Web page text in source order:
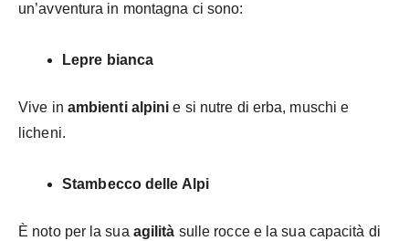
un’avventura in montagna ci sono:
Lepre bianca
Vive in ambienti alpini e si nutre di erba, muschi e
licheni.
Stambecco delle Alpi
È noto per la sua agilità sulle rocce e la sua capacità di